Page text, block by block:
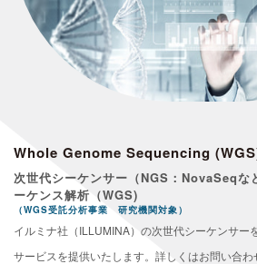
Whole Genome Sequencing
次世代シーケンサー（NGS：NovaSeqな
ーケンス解析（WGS)
（WGS受託分析事業 研究機関対象）
イルミナ社（ILLUMINA）の次世代シーケンサー
サービスを提供いたします。詳しくはお問い合わ